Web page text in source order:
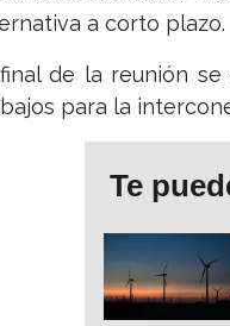
a corto plazo.
de la reunión
para la
Te